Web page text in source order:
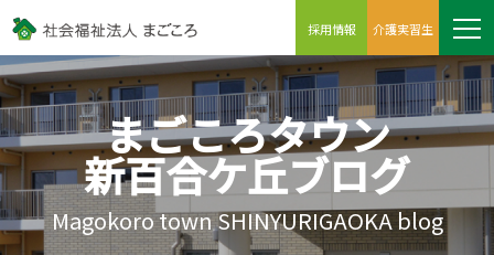
採用情報 介護実習生
まごころタウン
新百合ケ丘ブログ
Magokoro town SHINYURIGAOKA blog